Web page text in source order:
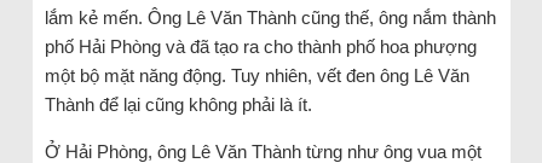
lắm kẻ mến. Ông Lê Văn Thành cũng thế, ông nắm thành
phố Hải Phòng và đã tạo ra cho thành phố hoa phượng
một bộ mặt năng động. Tuy nhiên, vết đen ông Lê Văn
Thành để lại cũng không phải là ít.
Ở Hải Phòng, ông Lê Văn Thành từng như ông vua một